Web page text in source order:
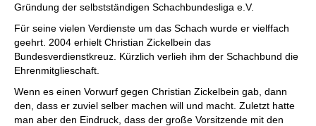
Gründung der selbstständigen Schachbundesliga e.V.
Für seine vielen Verdienste um das Schach wurde er vielffach
geehrt. 2004 erhielt Christian Zickelbein das
Bundesverdienstkreuz. Kürzlich verlieh ihm der Schachbund die
Ehrenmitglieschaft.
Wenn es einen Vorwurf gegen Christian Zickelbein gab, dann
den, dass er zuviel selber machen will und macht. Zuletzt hatte
man aber den Eindruck, dass der große Vorsitzende mit den